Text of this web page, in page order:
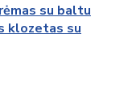
su baltu
klozetas su